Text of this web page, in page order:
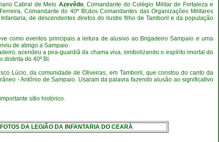
Cabral de Melo Azevêdo, Comandante do Colégio Militar de Fortaleza e
, Comandante do 40º BI,dos Comandantes das Organizações Militares
de descendentes diretos do ilustre filho de Tamboril e da população
como eventos principais a leitura de alusivo ao Brigadeiro Sampaio e uma
de abrigo a Sampaio.
acendeu a pira-guardiã da chama viva, simbolizando o espírito imortal do
distinta do 40º BI.
Lúcio, da comunidade de Oliveiras, em Tamboril, que constou do canto da
- Antônio de Sampaio. Usaram da palavra fazendo alusão ao significativo
sítio histórico.
DA LEGIÃO DA INFANTARIA DO CEARÀ